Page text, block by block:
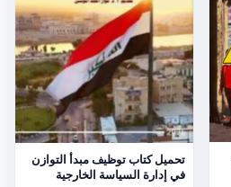
تحميل كتاب توظيف مبدأ التوازن
في إدارة السياسة الخارجية